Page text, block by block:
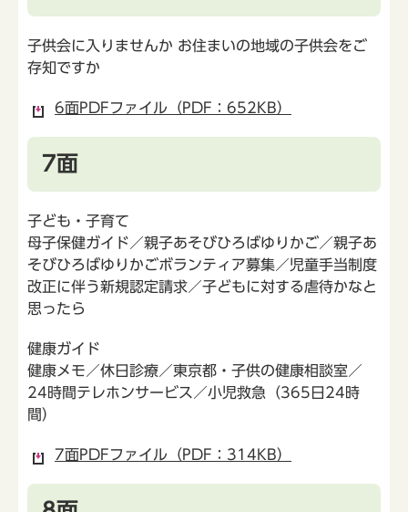
子供会に入りませんか お住まいの地域の子供会をご
存知ですか
6面PDFファイル（PDF：652KB）
7面
子ども・子育て
母子保健ガイド／親子あそびひろばゆりかご／親子あ
そびひろばゆりかごボランティア募集／児童手当制度
改正に伴う新規認定請求／子どもに対する虐待かなと
思ったら
健康ガイド
健康メモ／休日診療／東京都・子供の健康相談室／
24時間テレホンサービス／小児救急（365日24時
間）
7面PDFファイル（PDF：314KB）